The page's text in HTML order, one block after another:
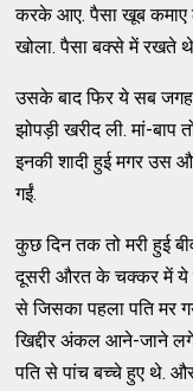
करके आए. पैसा खूब कमाए
खोला. पैसा बक्से में रखते
उसके बाद फिर ये सब
झोपड़ी खरीद ली. मां-बाप
इनकी शादी हुई मगर उस
गईं.
कुछ दिन तक तो मरी हुई
दूसरी औरत के चक्कर में ये
से जिसका पहला पति मर
खिद्दीर अंकल आने-जाने
पति से पांच बच्चे हुए थे.